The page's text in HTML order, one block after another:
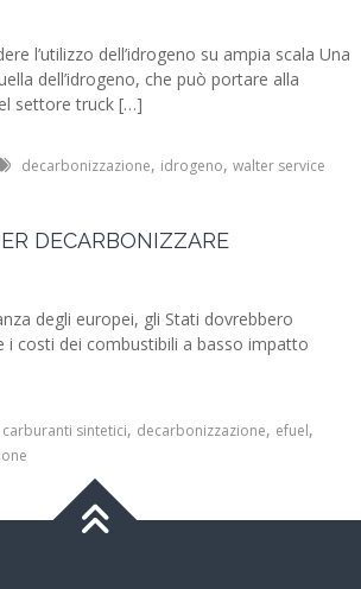
l’utilizzo dell’idrogeno su ampia scala Una
dell’idrogeno, che può portare alla
settore truck […]
decarbonizzazione, idrogeno, walter service
DECARBONIZZARE
degli europei, gli Stati dovrebbero
i costi dei combustibili a basso impatto
carburanti sintetici, decarbonizzazione, efuel,